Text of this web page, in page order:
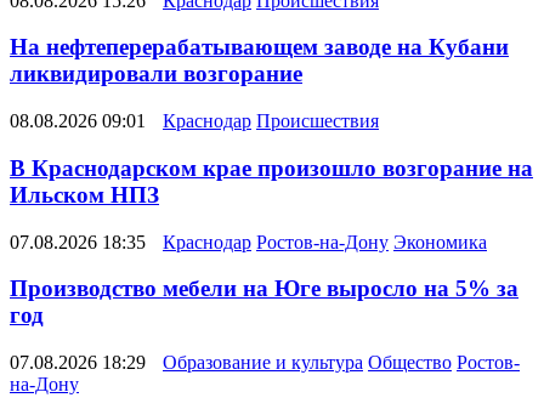
На нефтеперерабатывающем заводе на Кубани
ликвидировали возгорание
08.08.2026 09:01 Краснодар Происшествия
В Краснодарском крае произошло возгорание на
Ильском НПЗ
07.08.2026 18:35 Краснодар Ростов-на-Дону Экономика
Производство мебели на Юге выросло на 5% за
год
07.08.2026 18:29 Образование и культура Общество Ростов-
на-Дону